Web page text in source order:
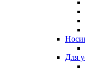
Для